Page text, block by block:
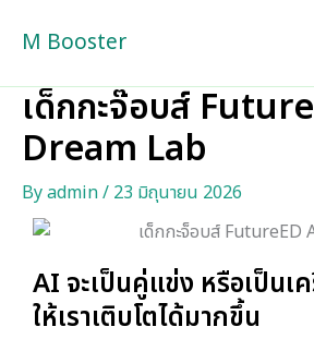
M Booster
เด็กกะจ๊อบส์
Dream Lab
Byadmin/ 23 มิถุนายน 2026
AI จะเป็นคู่แข่ง หรือเป็นเ
ให้เราเติบโตได้มากขึ้น